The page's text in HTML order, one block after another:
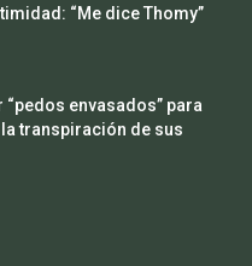
“Me dice Thomy”
“pedos envasados” para
transpiración de sus